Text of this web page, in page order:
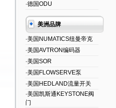
·德国ODU
美洲品牌
·美国NUMATICS纽曼帝克
·美国AVTRON编码器
·美国SOR
·美国FLOWSERVE泵
·美国HEDLAND流量开关
·美国凯斯通KEYSTONE阀
门